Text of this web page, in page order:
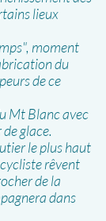
lieux
moment
du
de ce
Mt Blanc avec
glace.
le plus haut
rêvent
de la
dans